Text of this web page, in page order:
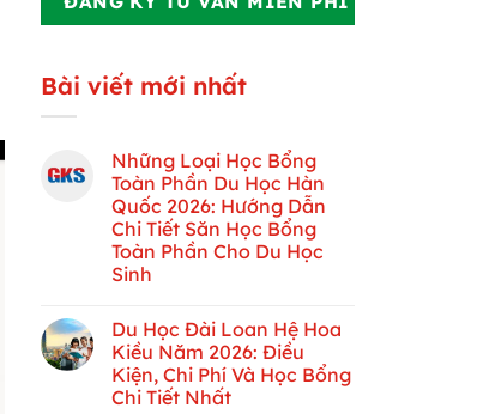
Bài viết mới nhất
Những Loại Học Bổng
Toàn Phần Du Học Hàn
Quốc 2026: Hướng Dẫn
Chi Tiết Săn Học Bổng
Toàn Phần Cho Du Học
Sinh
Du Học Đài Loan Hệ Hoa
Kiều Năm 2026: Điều
Kiện, Chi Phí Và Học Bổng
Chi Tiết Nhất